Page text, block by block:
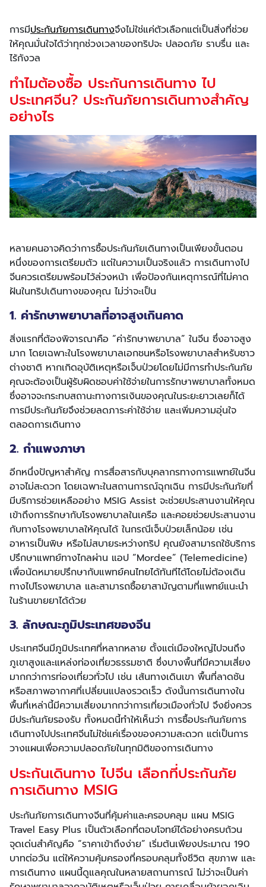
การมีประกันภัยการเดินทางจึงไม่ใช่แค่ตัวเลือกแต่เป็นสิ่งที่ช่วย
ให้คุณมั่นใจได้ว่าทุกช่วงเวลาของทริปจะ ปลอดภัย ราบรื่น และ
ไร้กังวล
ทำไมต้องซื้อ ประกันการเดินทาง ไป
ประเทศจีน? ประกันภัยการเดินทางสำคัญ
อย่างไร
หลายคนอาจคิดว่าการซื้อประกันภัยเดินทางเป็นเพียงขั้นตอน
หนึ่งของการเตรียมตัว แต่ในความเป็นจริงแล้ว การเดินทางไป
จีนควรเตรียมพร้อมไว้ล่วงหน้า เพื่อป้องกันเหตุการณ์ที่ไม่คาด
ฝันในทริปเดินทางของคุณ ไม่ว่าจะเป็น
1. ค่ารักษาพยาบาลที่อาจสูงเกินคาด
สิ่งแรกที่ต้องพิจารณาคือ “ค่ารักษาพยาบาล” ในจีน ซึ่งอาจสูง
มาก โดยเฉพาะในโรงพยาบาลเอกชนหรือโรงพยาบาลสำหรับชาว
ต่างชาติ หากเกิดอุบัติเหตุหรือเจ็บป่วยโดยไม่มีการทำประกันภัย
คุณจะต้องเป็นผู้รับผิดชอบค่าใช้จ่ายในการรักษาพยาบาลทั้งหมด
ซึ่งอาจจะกระทบสถานะทางการเงินของคุณในระยะยาวเลยก็ได้
การมีประกันภัยจึงช่วยลดภาระค่าใช้จ่าย และเพิ่มความอุ่นใจ
ตลอดการเดินทาง
2. กำแพงภาษา
อีกหนึ่งปัญหาสำคัญ การสื่อสารกับบุคลากรทางการแพทย์ในจีน
อาจไม่สะดวก โดยเฉพาะในสถานการณ์ฉุกเฉิน การมีประกันภัยที่
มีบริการช่วยเหลืออย่าง MSIG Assist จะช่วยประสานงานให้คุณ
เข้าถึงการรักษากับโรงพยาบาลในเครือ และคอยช่วยประสานงาน
กับทางโรงพยาบาลให้คุณได้ ในกรณีเจ็บป่วยเล็กน้อย เช่น
อาหารเป็นพิษ หรือไม่สบายระหว่างทริป คุณยังสามารถใช้บริการ
ปรึกษาแพทย์ทางไกลผ่าน แอป “Mordee” (Telemedicine)
เพื่อนัดหมายปรึกษากับแพทย์คนไทยได้ทันทีได้โดยไม่ต้องเดิน
ทางไปโรงพยาบาล และสามารถซื้อยาสามัญตามที่แพทย์แนะนำ
ในร้านขายยาได้ด้วย
3. ลักษณะภูมิประเทศของจีน
ประเทศจีนมีภูมิประเทศที่หลากหลาย ตั้งแต่เมืองใหญ่ไปจนถึง
ภูเขาสูงและแหล่งท่องเที่ยวธรรมชาติ ซึ่งบางพื้นที่มีความเสี่ยง
มากกว่าการท่องเที่ยวทั่วไป เช่น เส้นทางเดินเขา พื้นที่ลาดชัน
หรือสภาพอากาศที่เปลี่ยนแปลงรวดเร็ว ดังนั้นการเดินทางใน
พื้นที่เหล่านี้มีความเสี่ยงมากกว่าการเที่ยวเมืองทั่วไป จึงยิ่งควร
มีประกันภัยรองรับ ทั้งหมดนี้ทำให้เห็นว่า การซื้อประกันภัยการ
เดินทางไปประเทศจีนไม่ใช่แค่เรื่องของความสะดวก แต่เป็นการ
วางแผนเพื่อความปลอดภัยในทุกมิติของการเดินทาง
ประกันเดินทาง ไปจีน เลือกที่ประกันภัย
การเดินทาง MSIG
ประกันภัยการเดินทางจีนที่คุ้มค่าและครอบคลุม แผน MSIG
Travel Easy Plus เป็นตัวเลือกที่ตอบโจทย์ได้อย่างครบถ้วน
จุดเด่นสำคัญคือ “ราคาเข้าถึงง่าย” เริ่มต้นเพียงประมาณ 190
บาทต่อวัน แต่ให้ความคุ้มครองที่ครอบคลุมทั้งชีวิต สุขภาพ และ
การเดินทาง แผนนี้ดูแลคุณในหลายสถานการณ์ ไม่ว่าจะเป็นค่า